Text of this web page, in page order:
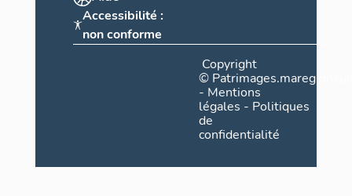
Accessibilité :
non conforme
Copyright
©
- Mentions
légales - Politiques
de
confidentialité